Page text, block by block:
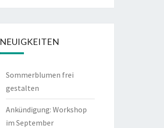
NEUIGKEITEN
Sommerblumen frei
gestalten
Ankündigung: Workshop
im September